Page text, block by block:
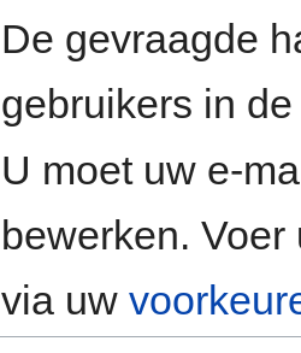
De gevraagde
gebruikers in
U moet uw e-
bewerken.
via uw